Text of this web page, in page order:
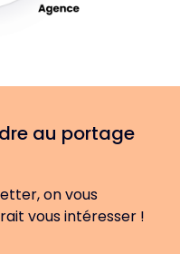
au portage
on vous
vous intéresser !